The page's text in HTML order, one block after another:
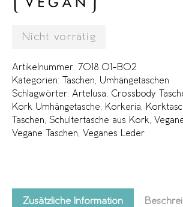
Nicht vorrätig
Artikelnummer: 7018.01-B02
Kategorien:
Taschen, Umhängetaschen
Schlagwörter: Artelusa, Crossbody
Kork Umhängetasche, Korkeria,
Taschen, Schultertasche aus Kork,
Vegane Taschen, Veganes Leder
Zusätzliche Information